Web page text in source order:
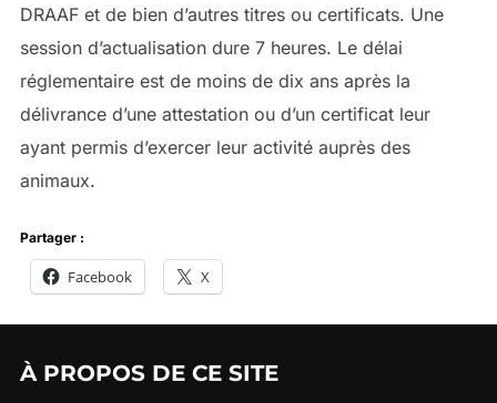
DRAAF et de bien d’autres titres ou certificats. Une
session d’actualisation dure 7 heures. Le délai
réglementaire est de moins de dix ans après la
délivrance d’une attestation ou d’un certificat leur
ayant permis d’exercer leur activité auprès des
animaux.
Partager :
Facebook X
À PROPOS DE CE SITE